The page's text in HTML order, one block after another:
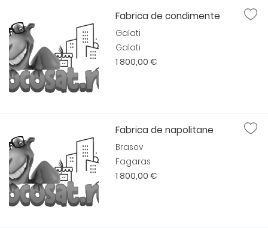
Fabrica de condimente
Galati
Galati
1 800,00 €
Fabrica de napolitane
Brasov
Fagaras
1 800,00 €